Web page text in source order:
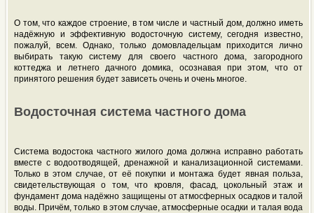
О том, что каждое строение, в том числе и частный дом, должно иметь
надёжную и эффективную водосточную систему, сегодня известно,
пожалуй, всем. Однако, только домовладельцам приходится лично
выбирать такую систему для своего частного дома, загородного
коттеджа и летнего дачного домика, осознавая при этом, что от
принятого решения будет зависеть очень и очень многое.
Водосточная система частного дома
Система водостока частного жилого дома должна исправно работать
вместе с водоотводящей, дренажной и канализационной системами.
Только в этом случае, от её покупки и монтажа будет явная польза,
свидетельствующая о том, что кровля, фасад, цокольный этаж и
фундамент дома надёжно защищены от атмосферных осадков и талой
воды. Причём, только в этом случае, атмосферные осадки и талая вода